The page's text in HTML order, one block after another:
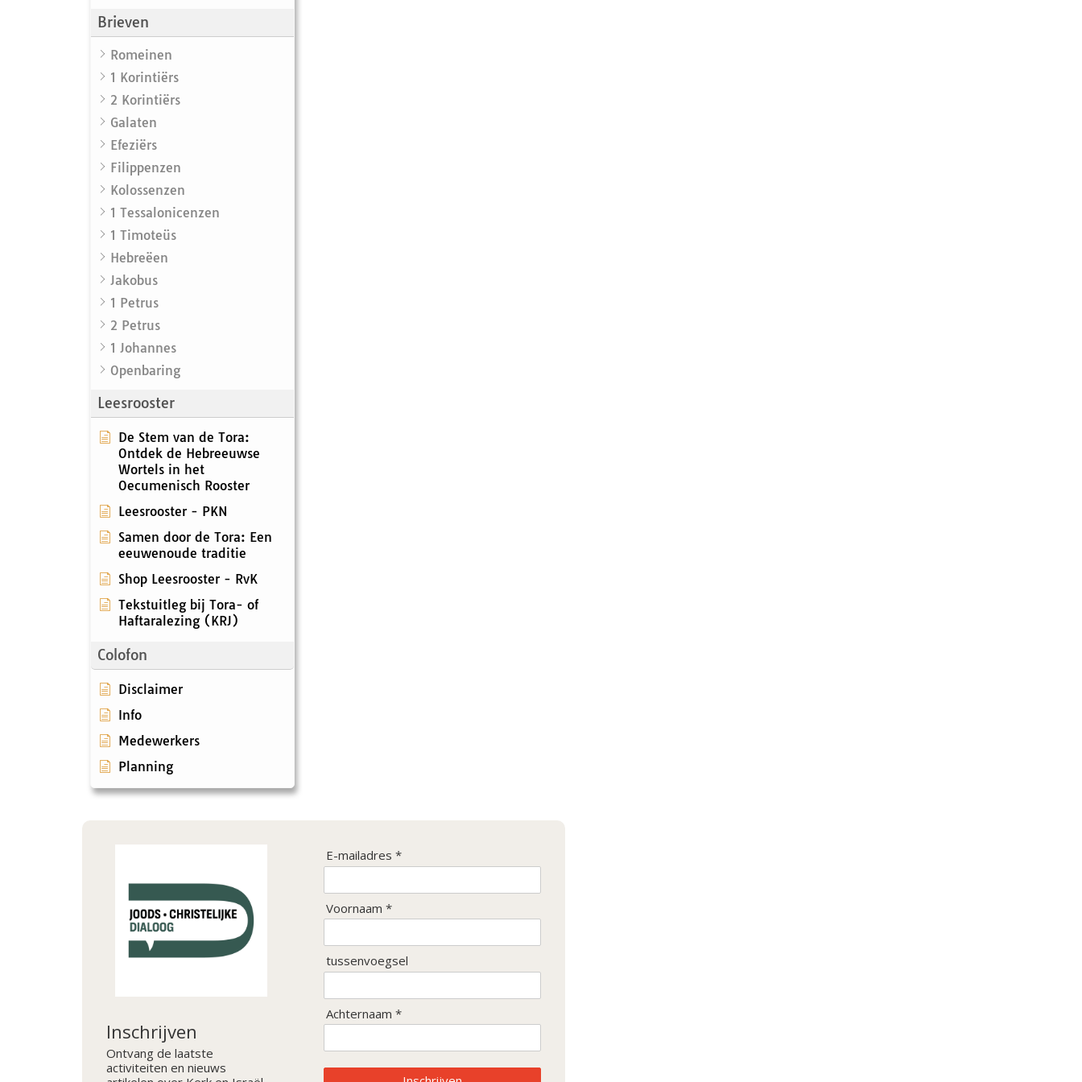
Brieven
Romeinen
1 Korintiërs
2 Korintiërs
Galaten
Efeziërs
Filippenzen
Kolossenzen
1 Tessalonicenzen
1 Timoteüs
Hebreëen
Jakobus
1 Petrus
2 Petrus
1 Johannes
Openbaring
Leesrooster
De Stem van de Tora:
Ontdek de Hebreeuwse
Wortels in het
Oecumenisch Rooster
Leesrooster - PKN
Samen door de Tora: Een
eeuwenoude traditie
Shop Leesrooster - RvK
Tekstuitleg bij Tora- of
Haftaralezing (KRJ)
Colofon
Disclaimer
Info
Medewerkers
Planning
Inschrijven
Ontvang de laatste
activiteiten en nieuws
E-mailadres *
Voornaam *
tussenvoegsel
Achternaam *